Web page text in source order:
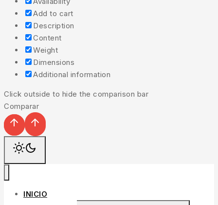
Add to cart
Description
Content
Weight
Dimensions
Additional information
Click outside to hide the comparison bar
Comparar
INICIO